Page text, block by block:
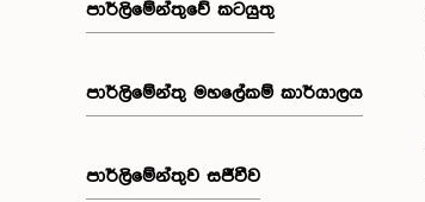
පාර්ලිමේන්තුවේ කටයුතු
පාර්ලිමේන්තු මහලේකම් කාර්යාලය
පාර්ලිමේන්තුව සජීවීව